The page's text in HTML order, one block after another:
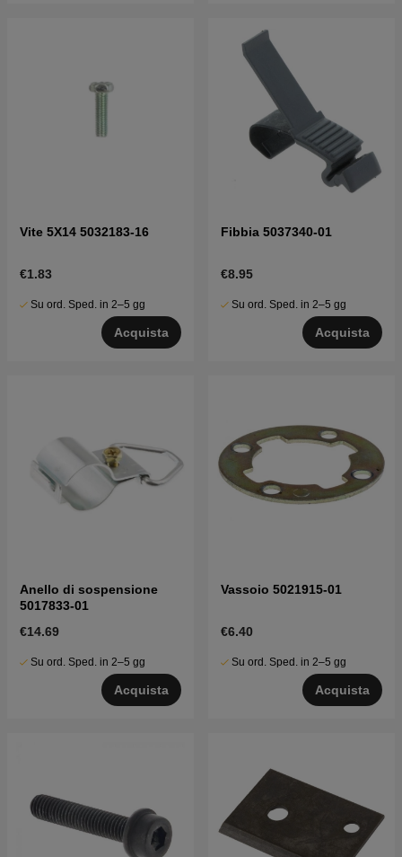
Vite 5X14 5032183-16
€1.83
Su ord. Sped. in 2–5 gg
Acquista
Fibbia 5037340-01
€8.95
Su ord. Sped. in 2–5 gg
Acquista
Anello di sospensione
5017833-01
€14.69
Su ord. Sped. in 2–5 gg
Acquista
Vassoio 5021915-01
€6.40
Su ord. Sped. in 2–5 gg
Acquista